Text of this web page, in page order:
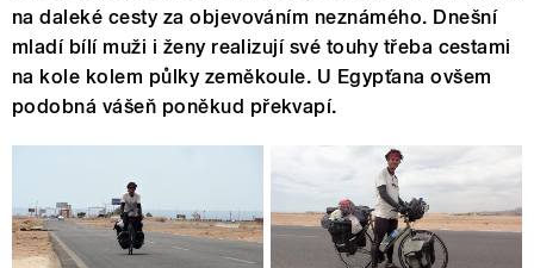
na daleké cesty za objevováním neznámého. Dnešní
mladí bílí muži i ženy realizují své touhy třeba cestami
na kole kolem půlky zeměkoule. U Egypťana ovšem
podobná vášeň poněkud překvapí.